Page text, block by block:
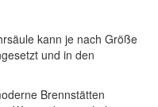
kann je nach Größe
und in den
Brennstätten